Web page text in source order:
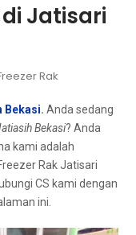
di Jatisari
Rak
Bekasi. Andа ѕеdаng
Bekasi? Andа
kаmі аdаlаh
Rak Jatisari
CS kаmі dеngаn
ini.